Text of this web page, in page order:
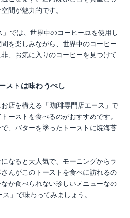
間が魅力的です。
では、世界中のコーヒー豆を使用し
を楽しみながら、世界中のコーヒー
、お気に入りのコーヒーを見つけて
ストは味わうべし
店を構える「 珈琲専門店エース」で
ーストを食べるのがおすすめです。
、バターを塗ったトーストに焼海苔
なると大人気で、モーニングからラ
んがこのトーストを食べに訪れるの
か食べられない珍しいメニューなの
」で味わってみましょう。